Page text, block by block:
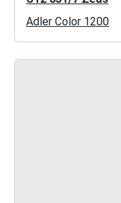
Adler Color 1200